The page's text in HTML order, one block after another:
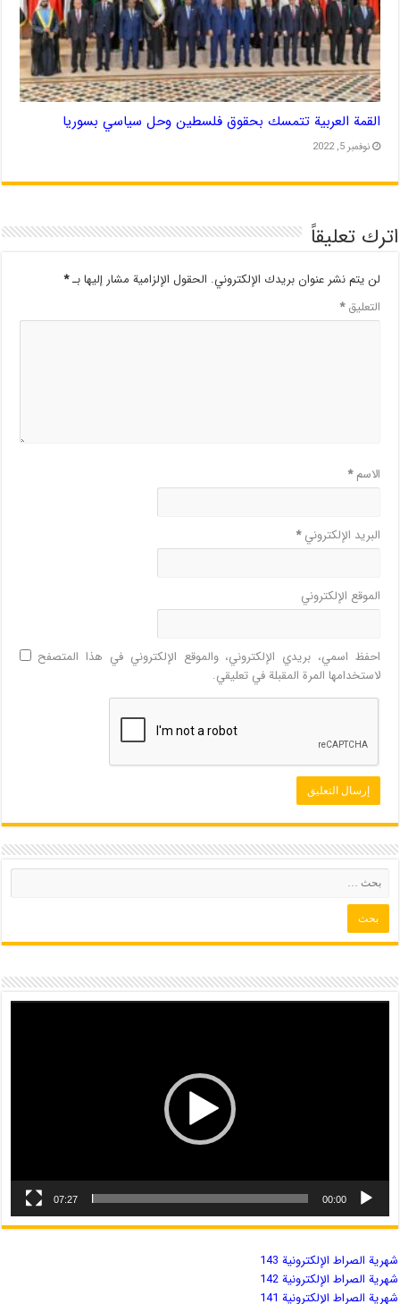
القمة العربية تتمسك بحقوق فلسطين وحل سياسي بسوريا
نوفمبر 5, 2022
اترك تعليقاً
لن يتم نشر عنوان بريدك الإلكتروني. الحقول الإلزامية مشار إليها بـ*
التعليق*
الاسم*
البريد الإلكتروني*
الموقع الإلكتروني
احفظ اسمي، بريدي الإلكتروني، والموقع الإلكتروني في هذا المتصفح
لاستخدامها المرة المقبلة في تعليقي.
00:00
07:27
شهریة الصراط الإلكترونية 143
شهریة الصراط الإلكترونية 142
شهریة الصراط الإلكترونية 141